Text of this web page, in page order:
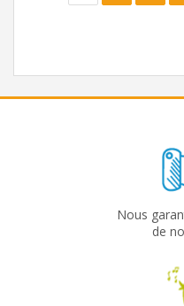
Nous
de